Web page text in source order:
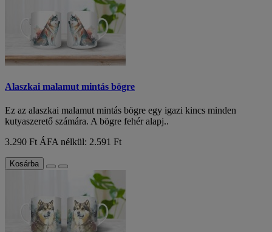
Alaszkai malamut mintás bögre
Ez az alaszkai malamut mintás bögre egy igazi kincs minden
kutyaszerető számára. A bögre fehér alapj..
3.290 Ft ÁFA nélkül: 2.591 Ft
Kosárba